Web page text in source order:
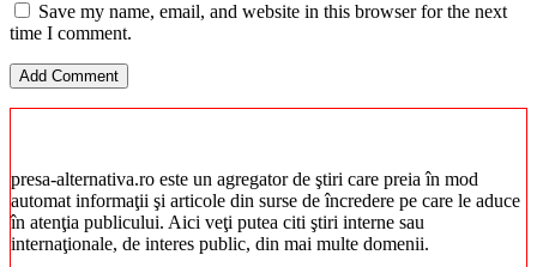
Save my name, email, and website in this browser for the next
time I comment.
presa-alternativa.ro este un agregator de ştiri care preia în mod
automat informaţii şi articole din surse de încredere pe care le aduce
în atenţia publicului. Aici veţi putea citi ştiri interne sau
internaţionale, de interes public, din mai multe domenii.